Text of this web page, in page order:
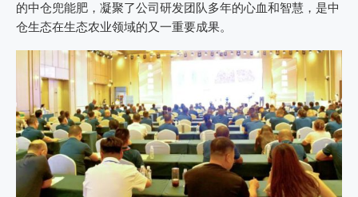
的中仓兜能肥，凝聚了公司研发团队多年的心血和智慧，是中
仓生态在生态农业领域的又一重要成果。